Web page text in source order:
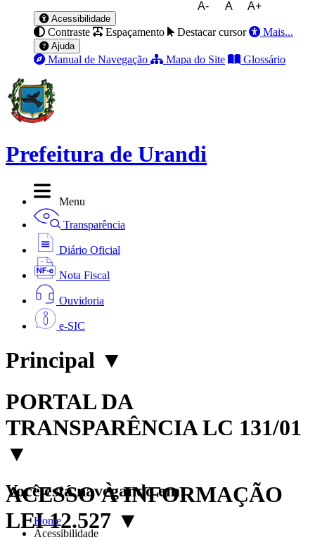
A- A A+
Acessibilidade
Contraste Espaçamento Destacar cursor Mais...
Ajuda
Manual de Navegação Mapa do Site Glossário
Prefeitura de Urandi
Menu
Transparência
Diário Oficial
Nota Fiscal
Ouvidoria
e-SIC
Principal ▼
PORTAL DA
TRANSPARÊNCIA LC 131/01
▼
ACESSO À INFORMAÇÃO
LEI 12.527 ▼
Você está navegando em:
Home
Acessibilidade